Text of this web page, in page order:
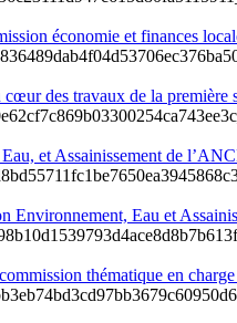
économie et finances
des travaux de la première
et Assainissement de
Environnement, Eau et
thématique en